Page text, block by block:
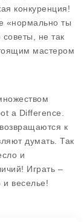
конкуренция!
«нормально ты
не так
мастером
a Difference.
к
думать. Так
и
Играть –
и веселье!